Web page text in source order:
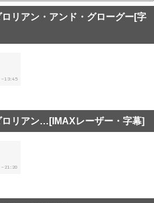
リアン・アンド・グローグー[字
~13:45
ロリアン…[IMAXレーザー・字幕]
~ 21:20